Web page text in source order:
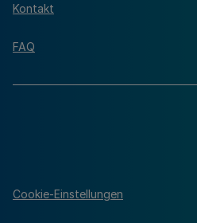
Kontakt
FAQ
Cookie-Einstellungen